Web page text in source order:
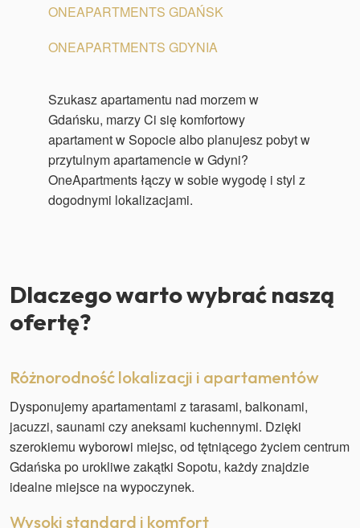
ONEAPARTMENTS GDAŃSK
ONEAPARTMENTS GDYNIA
Szukasz apartamentu nad morzem w
Gdańsku, marzy Ci się komfortowy
apartament w Sopocie albo planujesz pobyt w
przytulnym apartamencie w Gdyni?
OneApartments łączy w sobie wygodę i styl z
dogodnymi lokalizacjami.
Dlaczego warto wybrać naszą
ofertę?
Różnorodność lokalizacji i apartamentów
Dysponujemy apartamentami z tarasami, balkonami,
jacuzzi, saunami czy aneksami kuchennymi. Dzięki
szerokiemu wyborowi miejsc, od tętniącego życiem centrum
Gdańska po urokliwe zakątki Sopotu, każdy znajdzie
idealne miejsce na wypoczynek.
Wysoki standard i komfort